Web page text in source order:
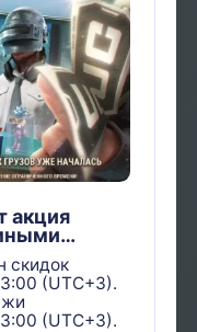
акция
скидок
(UTC+3).
(UTC+3).